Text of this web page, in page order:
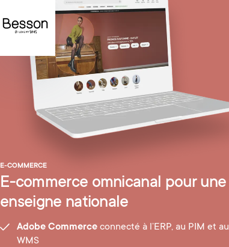
E-COMMERCE
E-commerce omnicanal pour une
enseigne nationale
Adobe Commerce connecté à l’ERP, au PIM et au
WMS